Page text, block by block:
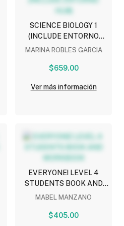
SCIENCE BIOLOGY 1
(INCLUDE ENTORNO
HLM)
MARINA ROBLES GARCIA
$659.00
Ver más información
EVERYONE! LEVEL 4
STUDENTS BOOK AND
WORKBOOK
MABEL MANZANO
$405.00